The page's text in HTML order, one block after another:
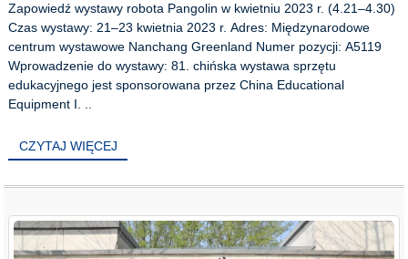
Zapowiedź wystawy robota Pangolin w kwietniu 2023 r. (4.21–4.30)
Czas wystawy: 21–23 kwietnia 2023 r. Adres: Międzynarodowe
centrum wystawowe Nanchang Greenland Numer pozycji: A5119
Wprowadzenie do wystawy: 81. chińska wystawa sprzętu
edukacyjnego jest sponsorowana przez China Educational
Equipment I. ..
CZYTAJ WIĘCEJ